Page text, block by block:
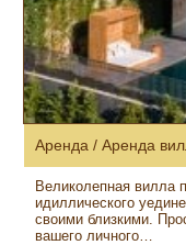
Аренда / Аренда
Великолепная вилла
идиллического
своими близкими.
вашего личного…